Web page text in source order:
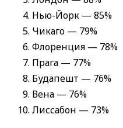
Нью-Йорк — 85%
Чикаго — 79%
Флоренция — 78%
Прага — 77%
Будапешт — 76%
Вена — 76%
Лиссабон — 73%